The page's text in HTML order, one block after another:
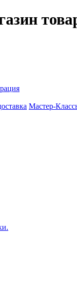
Мастер-